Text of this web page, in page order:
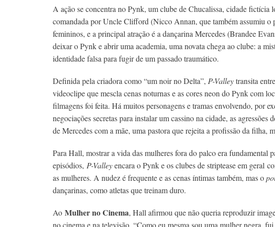
A ação se concentra no Pynk, um clube de Chucalissa, cidade
comandada por Uncle Clifford (Nicco Annan, que também assumiu o
femininos, e a principal atração é a dançarina Mercedes (Brandee
deixar o Pynk e abrir uma academia, uma novata chega ao clube: a
identidade falsa para fugir de um passado traumático.
Definida pela criadora como “um noir no Delta”, P-Valleytransita
videoclipe que mescla cenas noturnas e as cores neon do Pynk com
filmagens foi feita. Há muitos personagens e tramas envolvendo, por
negociações secretas para instalar um cassino na cidade, as
de Mercedes com a mãe, uma pastora que rejeita a profissão da filha,
Para Hall, mostrar a vida das mulheres fora do palco era fundamental
episódios, P-Valleyencara o Pynk e os clubes de striptease em geral
as mulheres. A nudez é frequente e as cenas íntimas também, mas o
dançarinas, como atletas que treinam duro.
Ao Mulher no Cinema, Hall afirmou que não queria reproduzir